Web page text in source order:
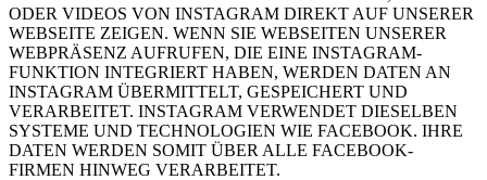
ODER VIDEOS VON INSTAGRAM DIREKT AUF UNSERER
WEBSEITE ZEIGEN. WENN SIE WEBSEITEN UNSERER
WEBPRÄSENZ AUFRUFEN, DIE EINE INSTAGRAM-
FUNKTION INTEGRIERT HABEN, WERDEN DATEN AN
INSTAGRAM ÜBERMITTELT, GESPEICHERT UND
VERARBEITET. INSTAGRAM VERWENDET DIESELBEN
SYSTEME UND TECHNOLOGIEN WIE FACEBOOK. IHRE
DATEN WERDEN SOMIT ÜBER ALLE FACEBOOK-
FIRMEN HINWEG VERARBEITET.